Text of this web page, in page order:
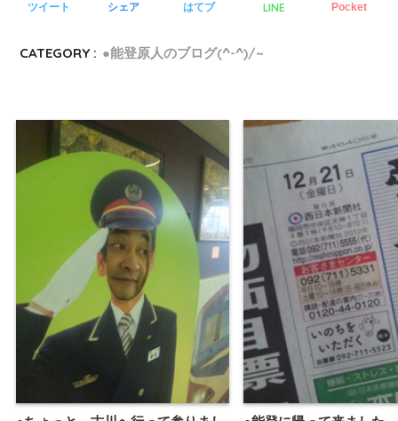
ツイート シェア はてブ LINE Pocket
CATEGORY : ●能登原人のブログ(^-^)/~